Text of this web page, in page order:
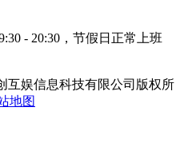
- 20:30，节假日正常上班
互娱信息科技有限公司版权所
地图